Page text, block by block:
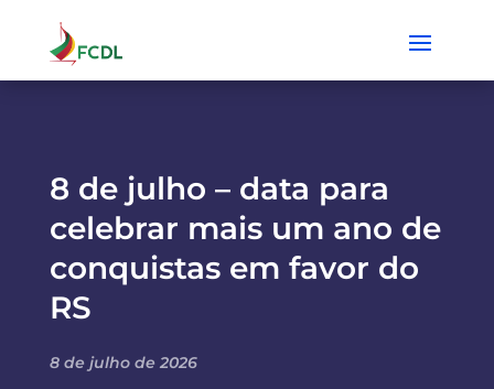
8 de julho – data para
celebrar mais um ano de
conquistas em favor do
RS
8 de julho de 2026